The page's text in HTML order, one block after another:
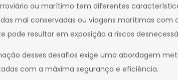
ou marítimo tem diferentes
mal conservadas ou viagens marítimas com
pode resultar em exposição a riscos
desses desafios exige uma abordagem
com a máxima segurança e eficiência.